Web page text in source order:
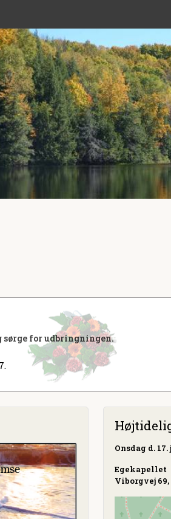
for udbringningen.
Onsdag d.
Egekapellet
Viborgvej